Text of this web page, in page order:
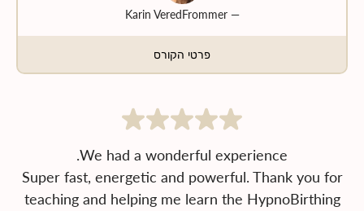
—
Karin VeredFrommer
פרטי הקורס
Super fast, energetic and powerful. Thank you for
teaching and helping me learn the HypnoBirthing